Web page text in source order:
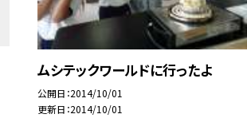
ムシテックワールドに行ったよ
公開日 2014/10/01
更新日 2014/10/01